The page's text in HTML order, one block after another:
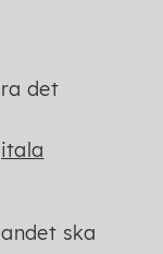
det
ska